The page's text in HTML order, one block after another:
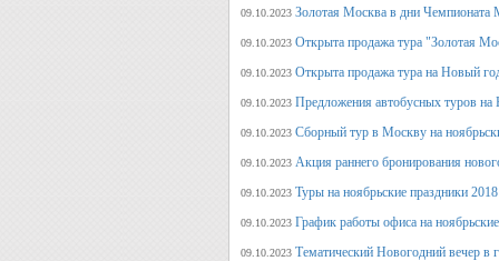
09.10.2023 Золотая Москва в дни Чемпионата
09.10.2023 Открыта продажа тура "Золотая
09.10.2023 Открыта продажа тура на Новый
09.10.2023 Предложения автобусных туров
09.10.2023 Сборный тур в Москву на
09.10.2023 Акция раннего бронирования
09.10.2023 Туры на ноябрьские праздники 2018
09.10.2023 График работы офиса на
09.10.2023 Тематический Новогодний вечер